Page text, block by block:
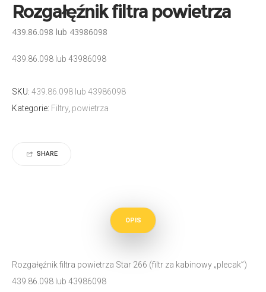
Rozgałęźnik filtra powietrza
439.86.098 lub 43986098
439.86.098 lub 43986098
SKU: 439.86.098 lub 43986098
Kategorie: Filtry, powietrza
SHARE
OPIS
Rozgałęźnik filtra powietrza Star 266 (filtr za kabinowy „plecak”)
439.86.098 lub 43986098